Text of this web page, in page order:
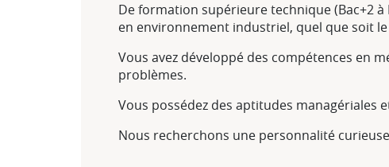
De formation supérieure technique (Bac+2 à
en environnement industriel, quel que soit le
Vous avez développé des compétences en
problèmes.
Vous possédez des aptitudes managériales
Nous recherchons une personnalité